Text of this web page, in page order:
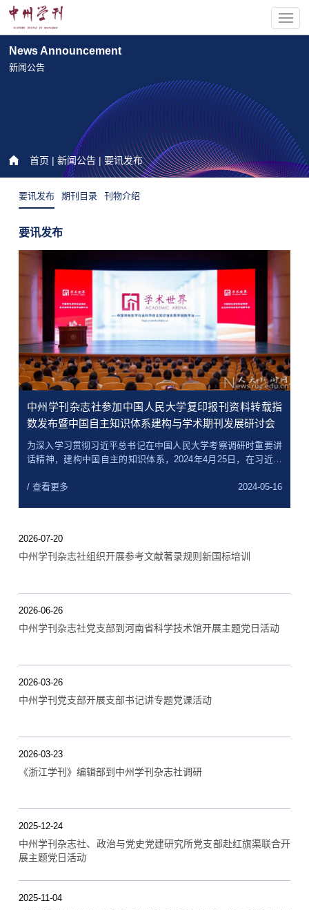
News Announcement
新闻公告
首页 |新闻公告| 要讯发布
要讯发布 期刊目录 刊物介绍
要讯发布
中州学刊杂志社参加中国人民大学复印报刊资料转载指
数发布暨中国自主知识体系建构与学术期刊发展研讨会
为深入学习贯彻习近平总书记在中国人民大学考察调研时重要讲
话精神，建构中国自主的知识体系，2024年4月25日，在习近平
学自主知识体系数字创新平台——“学术世界”发布会及中国人民
青森等相关机构负责同志，建构中国自主的知识体系大学联盟成
员高校及各学科联盟成员高校负责同志，我国哲学社会科学各
/ 查看更多 2024-05-16
2026-07-20
中州学刊杂志社组织开展参考文献著录规则新国标培训
2026-06-26
中州学刊杂志社党支部到河南省科学技术馆开展主题党日活动
2026-03-26
中州学刊党支部开展支部书记讲专题党课活动
2026-03-23
《浙江学刊》编辑部到中州学刊杂志社调研
2025-12-24
中州学刊杂志社、政治与党史党建研究所党支部赴红旗渠联合开
展主题党日活动
2025-11-04